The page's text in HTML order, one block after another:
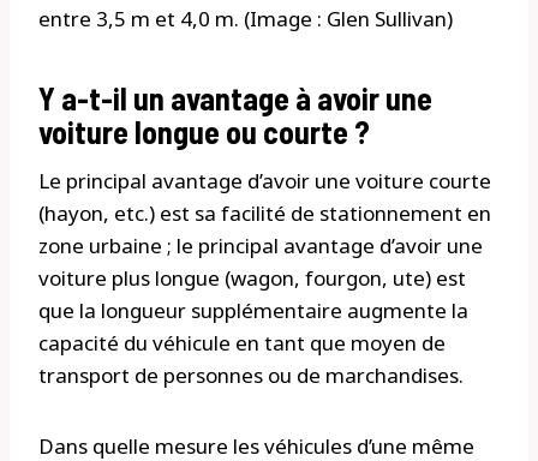
entre 3,5 m et 4,0 m. (Image : Glen Sullivan)
Y a-t-il un avantage à avoir une
voiture longue ou courte ?
Le principal avantage d’avoir une voiture courte
(hayon, etc.) est sa facilité de stationnement en
zone urbaine ; le principal avantage d’avoir une
voiture plus longue (wagon, fourgon, ute) est
que la longueur supplémentaire augmente la
capacité du véhicule en tant que moyen de
transport de personnes ou de marchandises.
Dans quelle mesure les véhicules d’une même